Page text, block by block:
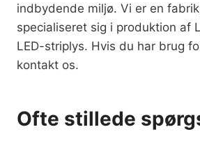
indbydende miljø. Vi er en
specialiseret sig i produktion af
LED-striplys. Hvis du har brug
kontakt os.
Ofte stillede